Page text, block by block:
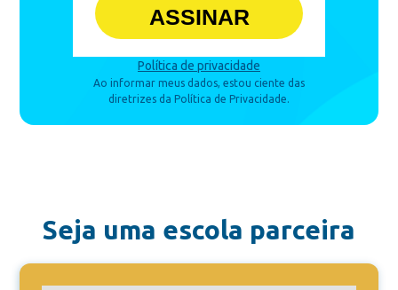
ASSINAR
Política de privacidade
Ao informar meus dados, estou ciente das
diretrizes da Política de Privacidade.
Seja uma escola parceira